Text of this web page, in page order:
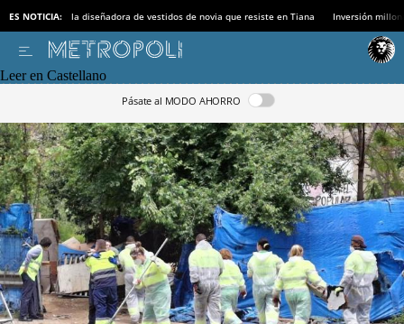
ES NOTICIA: la diseñadora de vestidos de novia que resiste en Tiana Inversión
Leer en Castellano
Pásate al MODO AHORRO